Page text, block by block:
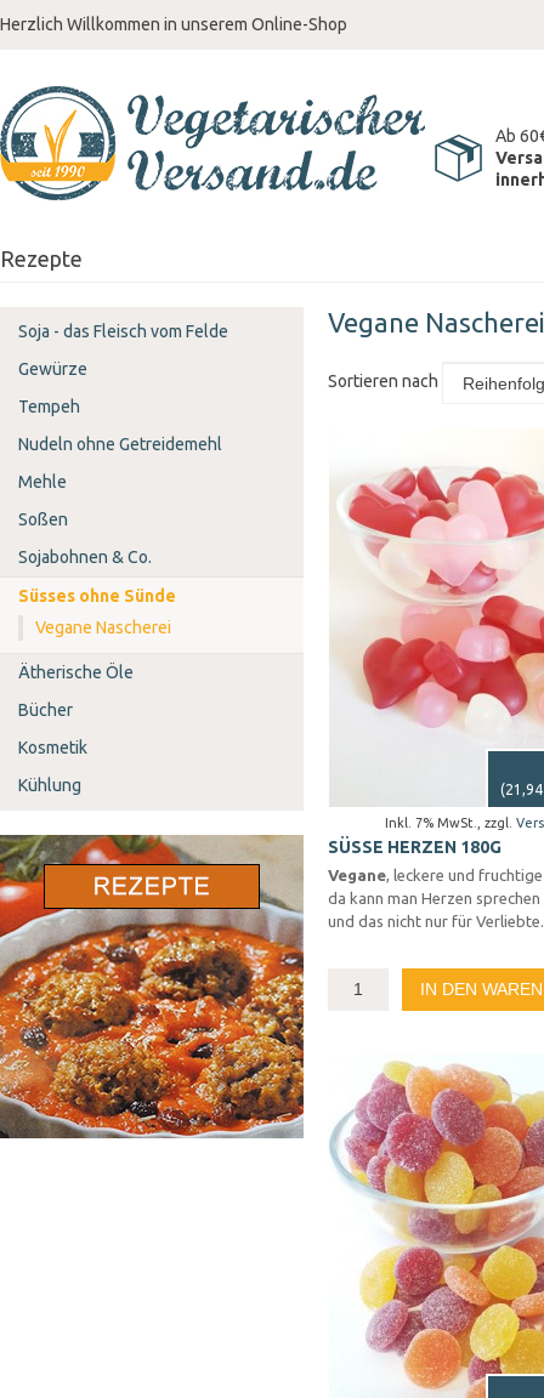
Herzlich Willkommen in unserem Online-Shop
Ab
Rezepte
Vegane Nascherei
Sortieren nach
Inkl. 7% MwSt. zzgl.
(
SÜSSE HERZEN 180G
Vegane, leckere und
da kann man Herzen sprechen
und das nicht nur für Verliebte.
IN DEN
Soja - das Fleisch vom Felde
Gewürze
Tempeh
Nudeln ohne Getreidemehl
Mehle
Soßen
Sojabohnen & Co.
Süsses ohne Sünde
Vegane Nascherei
Ätherische Öle
Bücher
Kosmetik
Kühlung